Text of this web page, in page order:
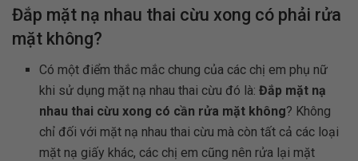
Đắp mặt nạ nhau thai cừu xong có phải rửa
mặt không?
Có một điểm thắc mắc chung của các chị em phụ nữ
khi sử dụng mặt nạ nhau thai cừu đó là:Đắp mặt nạ
nhau thai cừu xong có cần rửa mặt không? Không
chỉ đối với mặt nạ nhau thai cừu mà còn tất cả các loại
mặt nạ giấy khác, các chị em cũng nên rửa lại mặt